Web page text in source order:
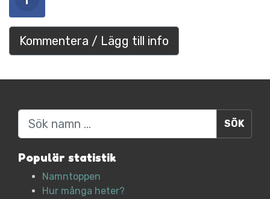
Kommentera / Lägg till info
Sök
Populär statistik
Namntoppen
Hur många heter?